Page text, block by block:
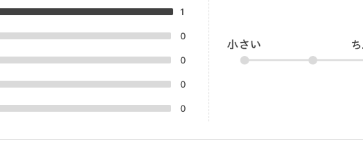
1
0
0
0
0